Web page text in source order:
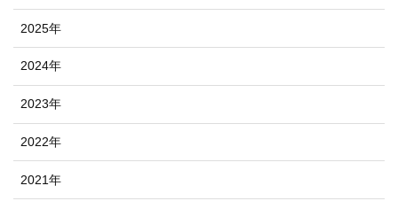
2025年
2024年
2023年
2022年
2021年